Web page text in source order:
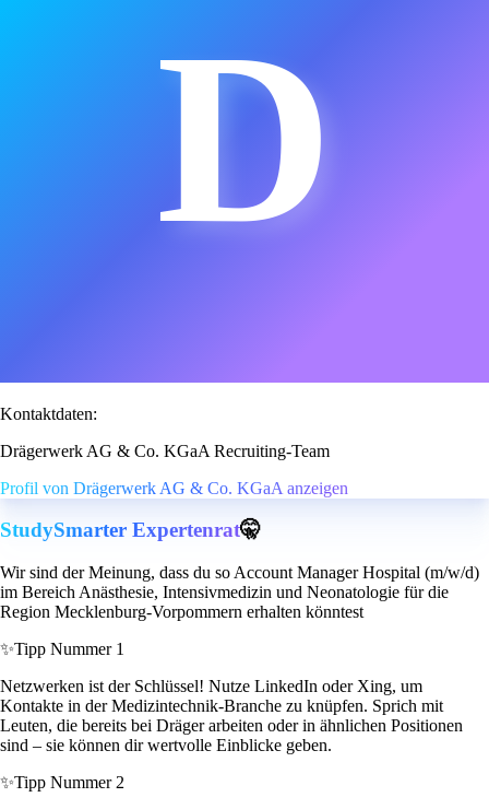
D
Kontaktdaten:
Drägerwerk AG & Co. KGaA Recruiting-Team
Profil von Drägerwerk AG & Co. KGaA anzeigen
StudySmarter Expertenrat🤫
Wir sind der Meinung, dass du so Account Manager Hospital (m/w/d)
im Bereich Anästhesie, Intensivmedizin und Neonatologie für die
Region Mecklenburg-Vorpommern erhalten könntest
✨Tipp Nummer 1
Netzwerken ist der Schlüssel! Nutze LinkedIn oder Xing, um
Kontakte in der Medizintechnik-Branche zu knüpfen. Sprich mit
Leuten, die bereits bei Dräger arbeiten oder in ähnlichen Positionen
sind – sie können dir wertvolle Einblicke geben.
✨Tipp Nummer 2